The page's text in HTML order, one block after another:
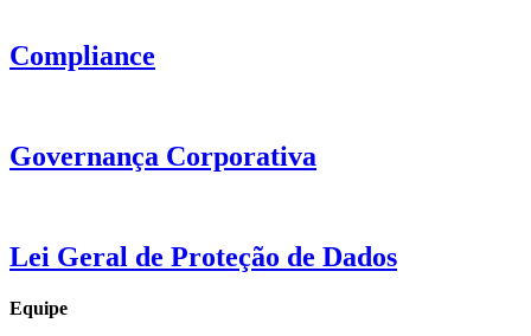
Compliance
Governança Corporativa
Lei Geral de Proteção de Dados
Equipe